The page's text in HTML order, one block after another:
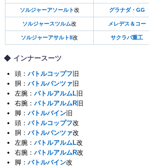
ソルジャーアソールト改 グラナダ・GG
ソルジャースツルム改 メレデス＆コー
ソルジャーアサルトII 改 サクラバ重工
インナースーツ
頭： バトルコップフ 旧
胴： バトルパンツァ 旧
左腕： バトルアルムL 旧
右腕： バトルアルムR 旧
脚： バトルバイン 旧
頭： バトルコップフ改
胴： バトルパンツァ改
左腕： バトルアルムL改
右腕： バトルアルムR改
脚： バトルバイン改